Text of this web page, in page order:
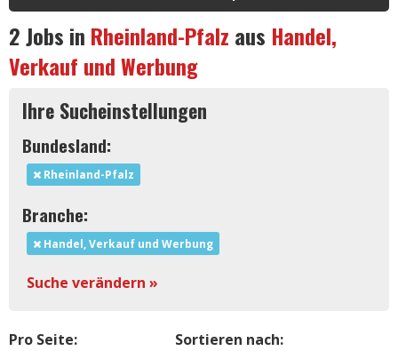
2Jobs in Rheinland-Pfalz aus Handel,
Verkauf und Werbung
Ihre Sucheinstellungen
Bundesland:
Rheinland-Pfalz
Branche:
Handel, Verkauf und Werbung
Suche verändern »
Pro Seite: Sortieren nach: